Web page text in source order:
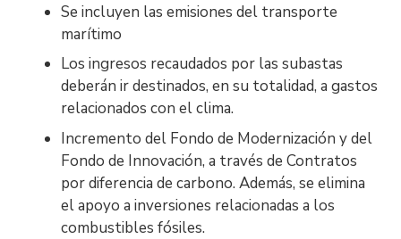
Se incluyen las emisiones del transporte
marítimo
Los ingresos recaudados por las subastas
deberán ir destinados, en su totalidad, a gastos
relacionados con el clima.
Incremento del Fondo de Modernización y del
Fondo de Innovación, a través de Contratos
por diferencia de carbono. Además, se elimina
el apoyo a inversiones relacionadas a los
combustibles fósiles.